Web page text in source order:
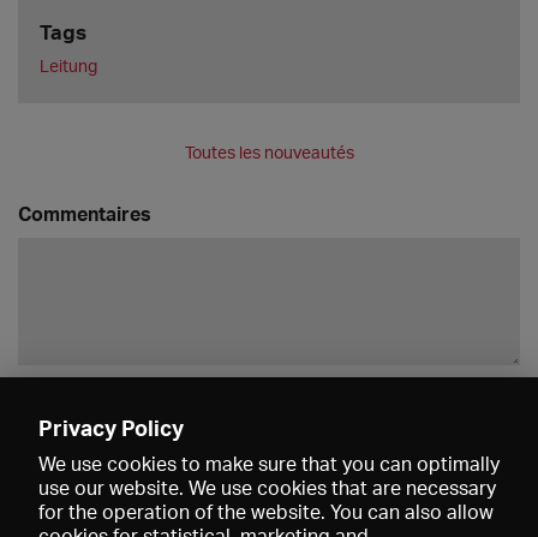
Tags
Leitung
Toutes les nouveautés
Commentaires
Privacy Policy
We use cookies to make sure that you can optimally
use our website. We use cookies that are necessary
for the operation of the website. You can also allow